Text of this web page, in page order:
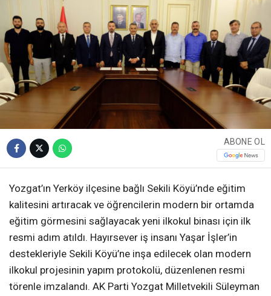
ABONE OL
Yozgat’ın Yerköy ilçesine bağlı Sekili Köyü’nde eğitim
kalitesini artıracak ve öğrencilerin modern bir ortamda
eğitim görmesini sağlayacak yeni ilkokul binası için ilk
resmi adım atıldı. Hayırsever iş insanı Yaşar İşler’in
destekleriyle Sekili Köyü’ne inşa edilecek olan modern
ilkokul projesinin yapım protokolü, düzenlenen resmi
törenle imzalandı. AK Parti Yozgat Milletvekili Süleyman